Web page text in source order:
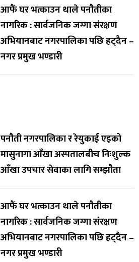
आफैं घर भत्काउन थाले पनौतीका
नागरिक : सार्वजनिक जग्गा संरक्षण
अभियानबाट नगरपालिका पछि हट्दैन –
नगर प्रमुख भण्डारी
पनौती नगरपालिका र रेयुकाई एइको
मासुनागा आँखा अस्पतालबीच निःशुल्क
आँखा उपचार सेवाका लागि सम्झौता
आफैं घर भत्काउन थाले पनौतीका
नागरिक : सार्वजनिक जग्गा संरक्षण
अभियानबाट नगरपालिका पछि हट्दैन –
नगर प्रमुख भण्डारी